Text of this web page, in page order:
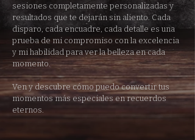
sesiones completamente personalizadas y
resultados que te dejarán sin aliento. Cada
disparo, cada encuadre, cada detalle es una
prueba de mi compromiso con la excelencia
y mi habilidad para ver la belleza en cada
momento.
Ven y descubre cómo puedo convertir tus
momentos más especiales en recuerdos
eternos.